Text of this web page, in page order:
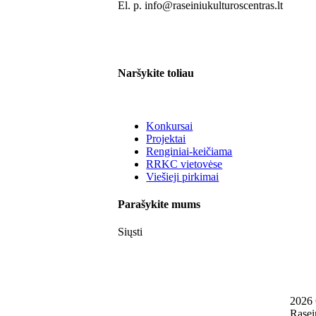
El. p. info@raseiniukulturoscentras.lt
Naršykite toliau
Konkursai
Projektai
Renginiai-keičiama
RRKC vietovėse
Viešieji pirkimai
Parašykite mums
Siųsti